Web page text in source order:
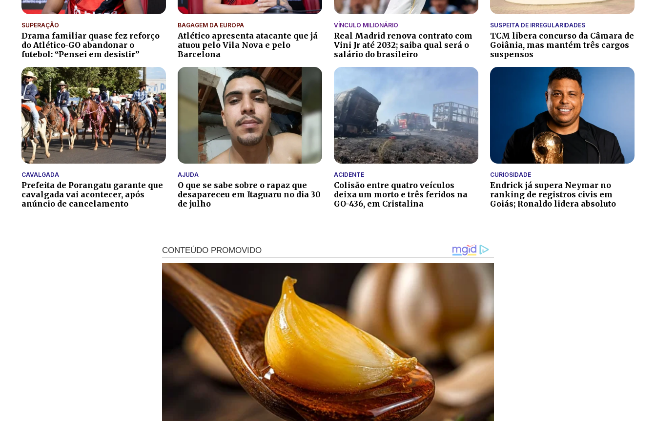
SUPERAÇÃO
Drama familiar quase fez reforço
do Atlético-GO abandonar o
futebol: “Pensei em desistir”
BAGAGEM DA EUROPA
Atlético apresenta atacante que já
atuou pelo Vila Nova e pelo
Barcelona
VÍNCULO MILIONÁRIO
Real Madrid renova contrato com
Vini Jr até 2032; saiba qual será o
salário do brasileiro
SUSPEITA DE IRREGULARIDADES
TCM libera concurso da Câmara de
Goiânia, mas mantém três cargos
suspensos
CAVALGADA
Prefeita de Porangatu garante que
cavalgada vai acontecer, após
anúncio de cancelamento
AJUDA
O que se sabe sobre o rapaz que
desapareceu em Itaguaru no dia 30
de julho
ACIDENTE
Colisão entre quatro veículos
deixa um morto e três feridos na
GO-436, em Cristalina
CURIOSIDADE
Endrick já supera Neymar no
ranking de registros civis em
Goiás; Ronaldo lidera absoluto